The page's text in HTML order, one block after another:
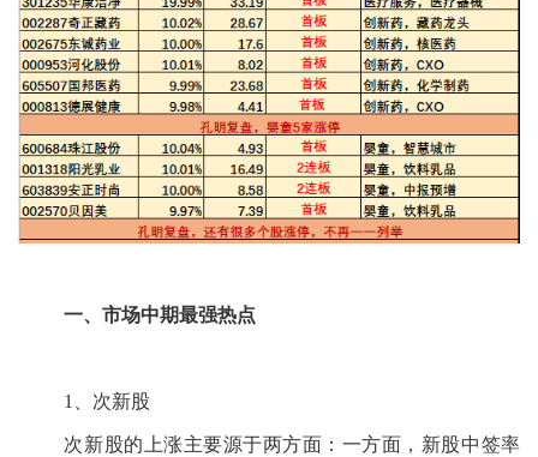
一、市场中期最强热点
1、次新股
次新股的上涨主要源于两方面：一方面，新股中签率